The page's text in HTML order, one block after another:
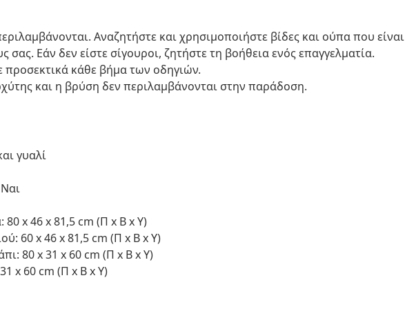
Αναζητήστε και χρησιμοποιήστε βίδες και ούπα που είναι
σας. Εάν δεν είστε σίγουροι, ζητήστε τη βοήθεια ενός επαγγελματία.
προσεκτικά κάθε βήμα των οδηγιών.
και η βρύση δεν περιλαμβάνονται στην παράδοση.
γυαλί
x 46 x 81,5 cm (Π x Β x Υ)
60 x 46 x 81,5 cm (Π x Β x Υ)
80 x 31 x 60 cm (Π x Β x Υ)
x 60 cm (Π x Β x Υ)